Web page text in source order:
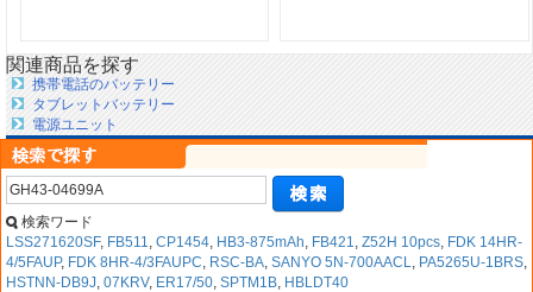
関連商品を探す
携帯電話のバッテリー
タブレットバッテリー
電源ユニット
検索ワード
LSS271620SF, FB511 CP1454 HB3-875mAh FB421 Z52H 10pcs FDK 14HR-
4/5FAUP, FDK 8HR-4/3FAUPC RSC-BA SANYO 5N-700AACL PA5265U-1BRS
HSTNN-DB9J 07KRV, ER17/50 SPTM1B HBLDT40